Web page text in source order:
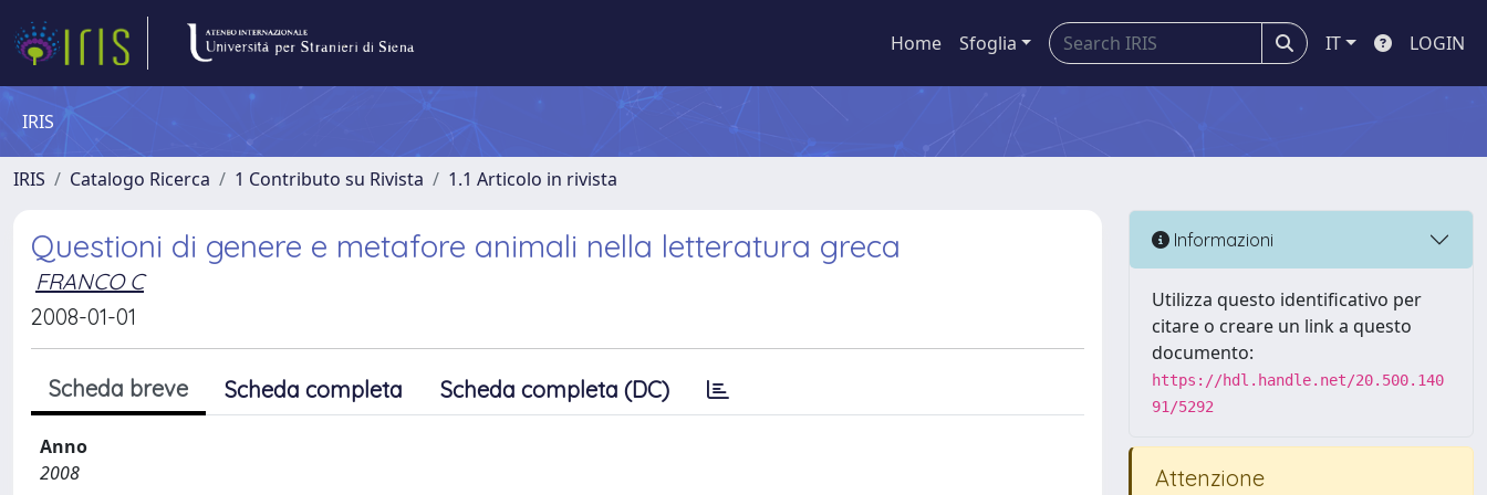
Home Sfoglia IT LOGIN
IRIS
IRIS Catalogo Ricerca 1 Contributo su Rivista 1.1 Articolo in rivista
Questioni di genere e metafore animali nella letteratura greca
FRANCO C
2008-01-01
Scheda breve Scheda completa Scheda completa (DC)
Anno
2008
Informazioni
Utilizza questo identificativo per
citare o creare un link a questo
documento:
https://hdl.handle.net/20.500.140
91/5292
Attenzione